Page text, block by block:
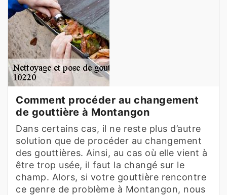
Comment procéder au changement
de gouttière à Montangon
Dans certains cas, il ne reste plus d’autre
solution que de procéder au changement
des gouttières. Ainsi, au cas où elle vient à
être trop usée, il faut la changé sur le
champ. Alors, si votre gouttière rencontre
ce genre de problème à Montangon, nous